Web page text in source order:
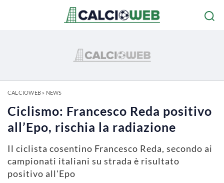
CALCIOWEB» NEWS
Ciclismo: Francesco Reda positivo
all’Epo, rischia la radiazione
Il ciclista cosentino Francesco Reda, secondo ai
campionati italiani su strada è risultato
positivo all'Epo